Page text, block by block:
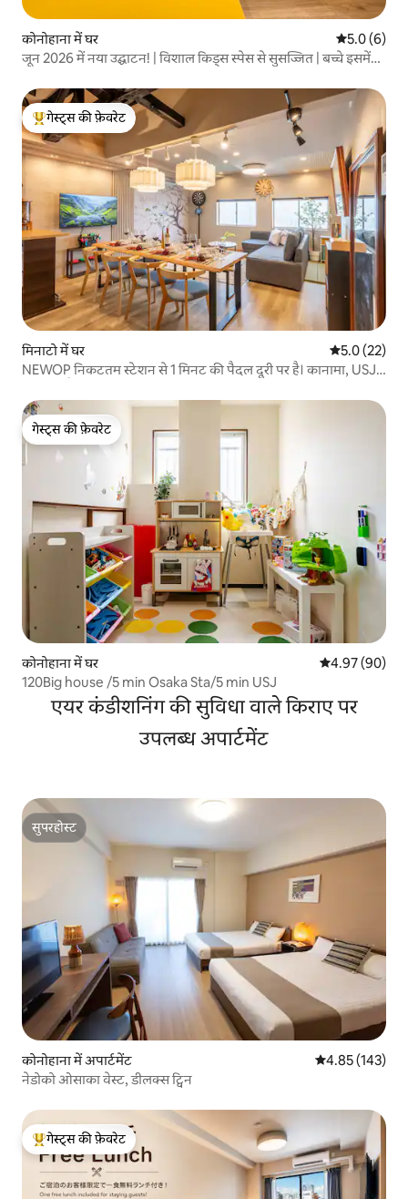
कोनोहाना में घर औसत रेटिंग 5
5.0 (6)
जून 2026 में नया उद्घाटन! | विशाल किड्स स्पेस से सुसज्जित | बच्चे इसमें
गेस्ट्स का टॉप फ़ेवरेट
गेस्ट्स की फ़ेवरेट
मिनाटो में घर औसत रेटिंग 5
5.0 (22)
NEWOP निकटतम स्टेशन से 1 मिनट की पैदल दूरी पर है। कानामा, USJ,
पहुँचने के लिए अच्छा है! किराये पर
गेस्ट्स की फ़ेवरेट
गेस्ट्स की फ़ेवरेट
कोनोहाना में घर औसत रेटिंग 5 में
4.97 (90)
120Big house /5 min Osaka Sta/5 min USJ
एयर कंडीशनिंग की सुविधा वाले किराए पर
उपलब्ध अपार्टमेंट
सुपरहोस्ट
सुपरहोस्ट
कोनोहाना में अपार्टमेंट औसत रेटिंग 5 में से
4.85 (143)
नेडोको ओसाका वेस्ट, डीलक्स ट्विन
गेस्ट्स का टॉप फ़ेवरेट
गेस्ट्स की फ़ेवरेट